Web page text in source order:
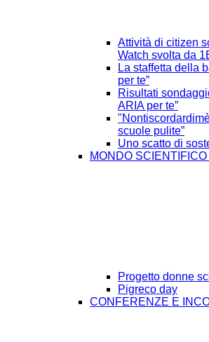
Attività di citizen
Watch svolta da
La staffetta della
per te”
Risultati
ARIA per te”
scuole pulite”
Uno scatto di
MONDO
Progetto donne
Pigreco day
CONFERENZE E